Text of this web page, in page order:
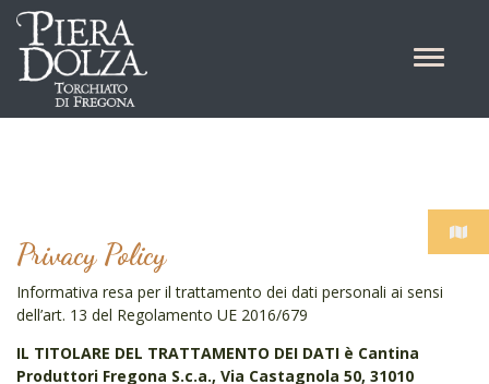
Privacy Policy
Informativa resa per il trattamento dei dati personali ai sensi
dell’art. 13 del Regolamento UE 2016/679
IL TITOLARE DEL TRATTAMENTO DEI DATI è Cantina
Produttori Fregona S.c.a., Via Castagnola 50, 31010